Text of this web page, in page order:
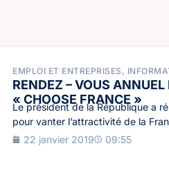
EMPLOI ET ENTREPRISES ,
RENDEZ – VOUS
« CHOOSE FRANCE »
Le président de la République a
pour vanter l’attractivité de la
22 janvier 2019
09:55